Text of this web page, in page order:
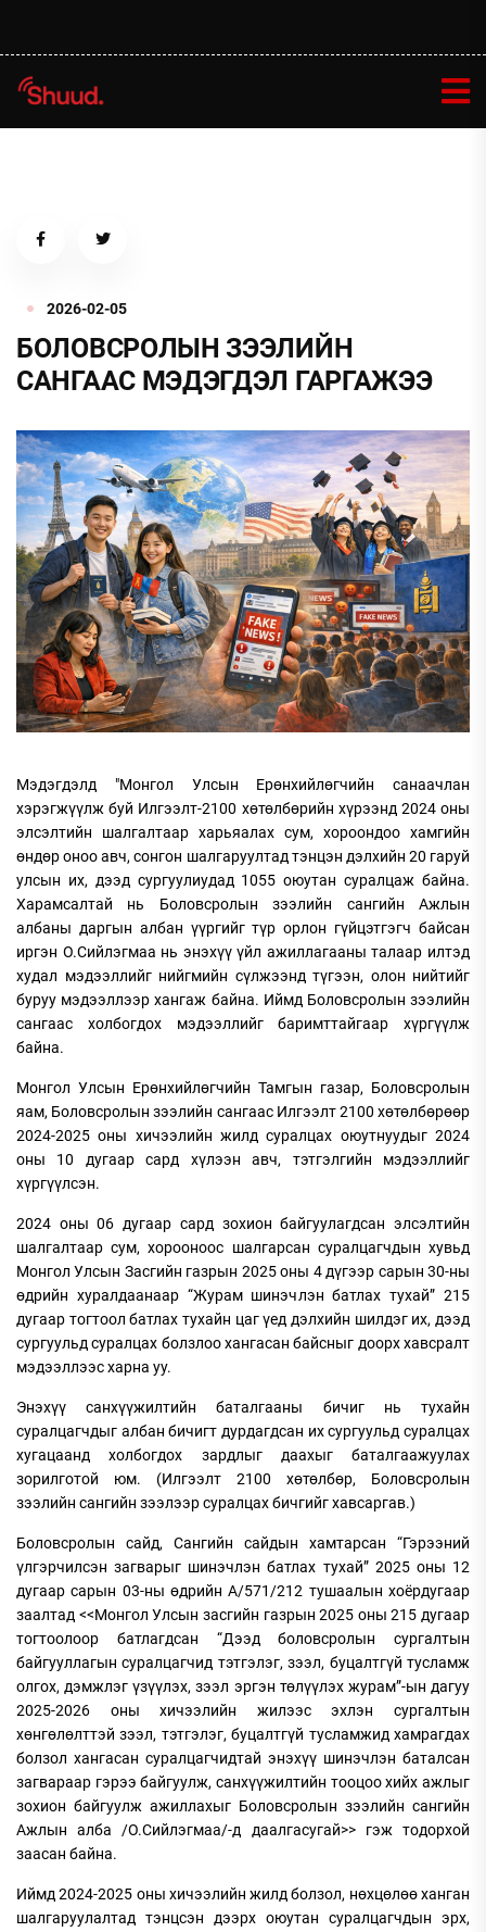
2026-02-05
БОЛОВСРОЛЫН ЗЭЭЛИЙН
САНГААС МЭДЭГДЭЛ ГАРГАЖЭЭ
Мэдэгдэлд "Монгол Улсын Ерөнхийлөгчийн санаачлан
хэрэгжүүлж буй Илгээлт-2100 хөтөлбөрийн хүрээнд 2024 оны
элсэлтийн шалгалтаар харьяалах сум, хороондоо хамгийн
өндөр оноо авч, сонгон шалгаруултад тэнцэн дэлхийн 20 гаруй
улсын их, дээд сургуулиудад 1055 оюутан суралцаж байна.
Харамсалтай нь Боловсролын зээлийн сангийн Ажлын
албаны даргын албан үүргийг түр орлон гүйцэтгэгч байсан
иргэн О.Сийлэгмаа нь энэхүү үйл ажиллагааны талаар илтэд
худал мэдээллийг нийгмийн сүлжээнд түгээн, олон нийтийг
буруу мэдээллээр хангаж байна. Иймд Боловсролын зээлийн
сангаас холбогдох мэдээллийг баримттайгаар хүргүүлж
байна.
Монгол Улсын Ерөнхийлөгчийн Тамгын газар, Боловсролын
яам, Боловсролын зээлийн сангаас Илгээлт 2100 хөтөлбөрөөр
2024-2025 оны хичээлийн жилд суралцах оюутнуудыг 2024
оны 10 дугаар сард хүлээн авч, тэтгэлгийн мэдээллийг
хүргүүлсэн.
2024 оны 06 дугаар сард зохион байгуулагдсан элсэлтийн
шалгалтаар сум, хорооноос шалгарсан суралцагчдын хувьд
Монгол Улсын Засгийн газрын 2025 оны 4 дүгээр сарын 30-ны
өдрийн хуралдаанаар “Журам шинэчлэн батлах тухай” 215
дугаар тогтоол батлах тухайн цаг үед дэлхийн шилдэг их, дээд
сургуульд суралцах болзлоо хангасан байсныг доорх хавсралт
мэдээллээс харна уу.
Энэхүү санхүүжилтийн баталгааны бичиг нь тухайн
суралцагчдыг албан бичигт дурдагдсан их сургуульд суралцах
хугацаанд холбогдох зардлыг даахыг баталгаажуулах
зорилготой юм. (Илгээлт 2100 хөтөлбөр, Боловсролын
зээлийн сангийн зээлээр суралцах бичгийг хавсаргав.)
Боловсролын сайд, Сангийн сайдын хамтарсан “Гэрээний
үлгэрчилсэн загварыг шинэчлэн батлах тухай” 2025 оны 12
дугаар сарын 03-ны өдрийн А/571/212 тушаалын хоёрдугаар
заалтад <<Монгол Улсын засгийн газрын 2025 оны 215 дугаар
тогтоолоор батлагдсан “Дээд боловсролын сургалтын
байгууллагын суралцагчид тэтгэлэг, зээл, буцалтгүй тусламж
олгох, дэмжлэг үзүүлэх, зээл эргэн төлүүлэх журам”-ын дагуу
2025-2026 оны хичээлийн жилээс эхлэн сургалтын
хөнгөлөлттэй зээл, тэтгэлэг, буцалтгүй тусламжид хамрагдах
болзол хангасан суралцагчидтай энэхүү шинэчлэн баталсан
загвараар гэрээ байгуулж, санхүүжилтийн тооцоо хийх ажлыг
зохион байгуулж ажиллахыг Боловсролын зээлийн сангийн
Ажлын алба /О.Сийлэгмаа/-д даалгасугай>> гэж тодорхой
заасан байна.
Иймд 2024-2025 оны хичээлийн жилд болзол, нөхцөлөө ханган
шалгаруулалтад тэнцсэн дээрх оюутан суралцагчдын эрх,